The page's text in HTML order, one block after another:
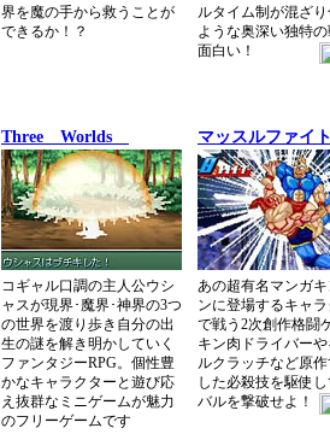
界を魔の手から救うことが
できるか！？
ルタイム制が混ざ
ような奥深い独特
面白い！
Three Worlds
コギャル口調の主人公ウシ
ャスが現界･魔界･神界の3つ
の世界を渡り歩き自分の出
生の謎を解き明かしていく
ファンタジーRPG。個性豊
かなキャラクターと遊び応
え抜群なミニゲームが魅力
のフリーゲームです
マッスルファイ
あの超有名マンガ
ンに登場するキャ
で戦う2次創作格闘
キン肉ドライバー
ルクラッチなど原
した必殺技を駆使
バルを撃破せよ！